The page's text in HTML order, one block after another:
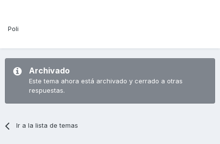
Poli
Archivado
Este tema ahora está archivado y cerrado a otras
respuestas.
Ir a la lista de temas